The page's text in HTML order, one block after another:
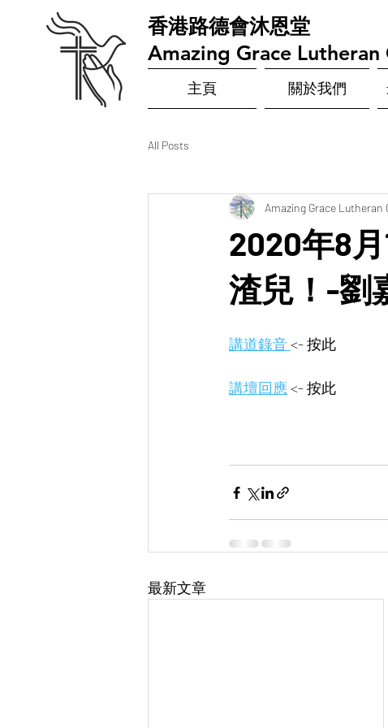
​香港路德會沐恩堂
Amazing Grace Lutheran
主頁 關於我們
All Posts
2020年8
渣兒！-劉
Amazing Grace Lutheran
講道錄音 <- 按此
講壇回應 <- 按此
最新文章